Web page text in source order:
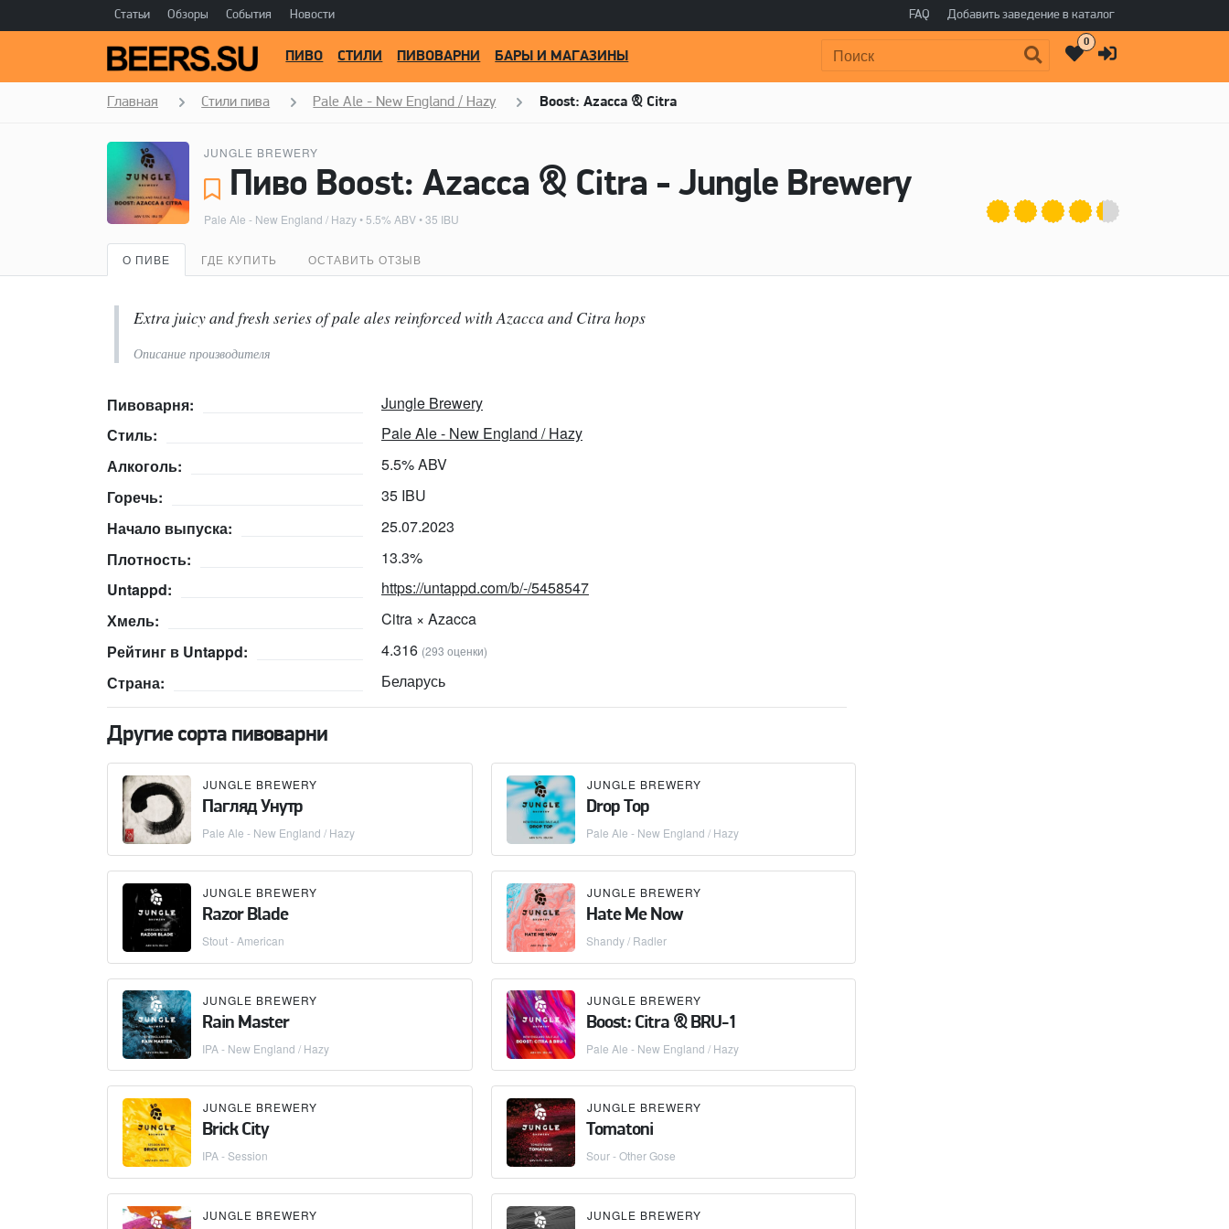
Статьи Обзоры События Новости FAQ Добавить заведение в каталог
Поиск:
ПИВО СТИЛИ ПИВОВАРНИ БАРЫ И МАГАЗИНЫ
0
Главная Стили пива Pale Ale - New England / Hazy Boost: Azacca & Citra
JUNGLE BREWERY
Пиво Boost: Azacca & Citra - Jungle Brewery
Pale Ale - New England / Hazy• 5.5% ABV • 35 IBU
О ПИВЕ ГДЕ КУПИТЬ ОСТАВИТЬ ОТЗЫВ
Extra juicy and fresh series of pale ales reinforced with Azacca and Citra hops
Описание производителя
Пивоварня:
Jungle Brewery
Стиль:
Pale Ale - New England / Hazy
Алкоголь:
5.5% ABV
Горечь:
35 IBU
Начало выпуска:
25.07.2023
Плотность:
13.3%
Untappd:
https://untappd.com/b/-/5458547
Хмель:
Citra × Azacca
Рейтинг в Untappd:
4.316 (293 оценки)
Страна: Беларусь
Другие сорта пивоварни
JUNGLE BREWERY
Пагляд Унутр
Pale Ale - New England / Hazy
JUNGLE BREWERY
Drop Top
Pale Ale - New England / Hazy
JUNGLE BREWERY
Razor Blade
Stout - American
JUNGLE BREWERY
Hate Me Now
Shandy / Radler
JUNGLE BREWERY
Rain Master
IPA - New England / Hazy
JUNGLE BREWERY
Boost: Citra & BRU-1
Pale Ale - New England / Hazy
JUNGLE BREWERY
Brick City
IPA - Session
JUNGLE BREWERY
Tomatoni
Sour - Other Gose
JUNGLE BREWERY JUNGLE BREWERY